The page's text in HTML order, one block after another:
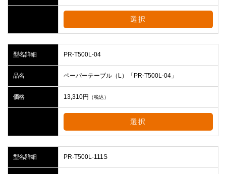
選択
型名/詳細 PR-T500L-04
品名 ペーパーテーブル（L）「PR-T500L-04」
価格 13,310円 （税込）
選択
型名/詳細 PR-T500L-111S